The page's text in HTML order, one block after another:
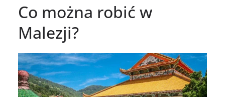
Co można robić w
Malezji?